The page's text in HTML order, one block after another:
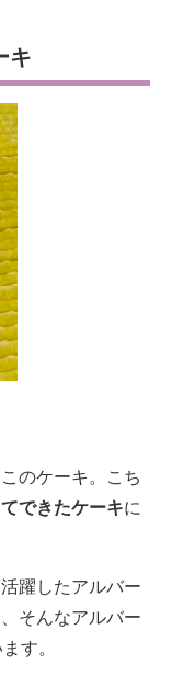
キ
のケーキ。こち
できたケーキに
躍したアルバー
そんなアルバー
す。